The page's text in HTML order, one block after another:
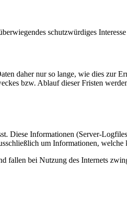
schutzwürdiges
daher nur so lange, wie dies zur
bzw. Ablauf dieser Fristen
Diese Informationen (Server-
um Informationen, welche
bei Nutzung des Internets